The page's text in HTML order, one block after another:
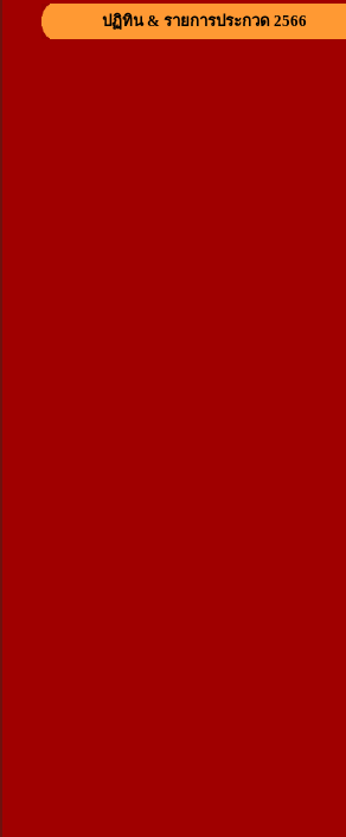
ปฏิทิน & รายการประกวด 2566